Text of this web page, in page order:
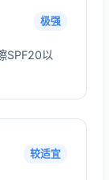
极强
SPF20以
较适宜